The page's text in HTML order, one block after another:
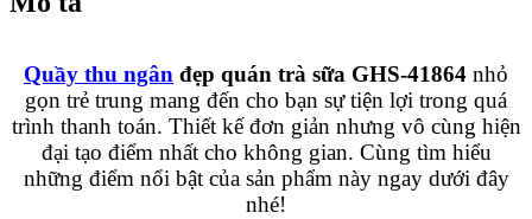
Quầy thu ngân đẹp quán trà sữa GHS-41864 nhỏ
gọn trẻ trung mang đến cho bạn sự tiện lợi trong quá
trình thanh toán. Thiết kế đơn giản nhưng vô cùng hiện
đại tạo điểm nhất cho không gian. Cùng tìm hiểu
những điểm nổi bật của sản phẩm này ngay dưới đây
nhé!